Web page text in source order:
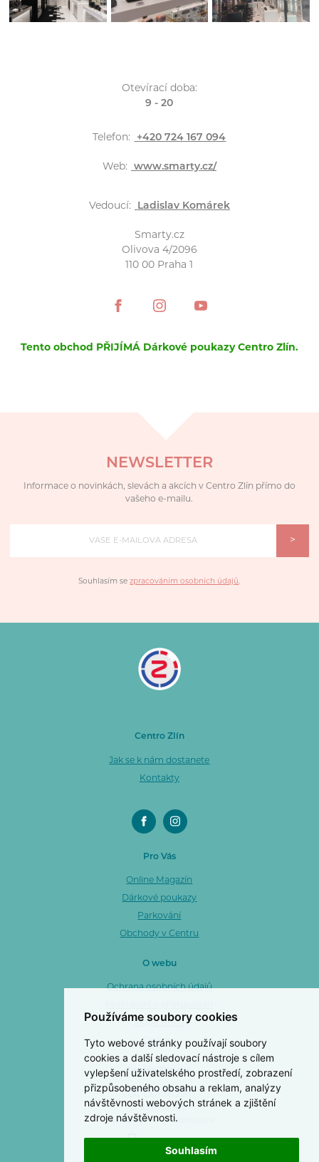
Používáme soubory cookies
Tyto webové stránky používají soubory
cookies a další sledovací nástroje s cílem
vylepšení uživatelského prostředí, zobrazení
přizpůsobeného obsahu a reklam, analýzy
návštěvnosti webových stránek a zjištění
zdroje návštěvnosti.
Souhlasím
Otevírací doba:
9 - 20
Telefon: +420 724 167 094
Web: www.smarty.cz/
Vedoucí: Ladislav Komárek
Smarty.cz
Olivova 4/2096
110 00 Praha 1
Tento obchod PŘIJÍMÁ Dárkové poukazy Centro Zlín.
NEWSLETTER
Informace o novinkách, slevách a akcích v Centro Zlín přímo do
vašeho e-mailu.
>
Souhlasím sezpracováním osobních údajů.
Centro Zlín
Jak se k nám dostanete
Kontakty
Pro Vás
Online Magazín
Dárkové poukazy
Parkování
Obchody v Centru
O webu
Ochrana osobních údajů
Mapa webu
Cookies
Centro Zlín a. s.
OC Centro Zlín
3. května 1170
763 02 Zlín 4 - Malenovice